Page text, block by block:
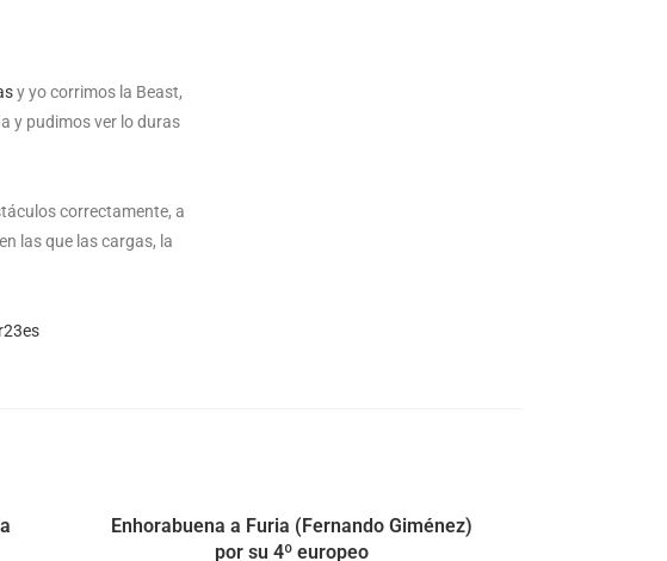
y yo corrimos la Beast,
y pudimos ver lo duras
correctamente, a
las que las cargas, la
Enhorabuena a Furia (Fernando Giménez)
por su 4º europeo